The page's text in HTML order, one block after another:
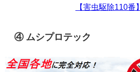
【害虫駆除110番】
④ ムシプロテック